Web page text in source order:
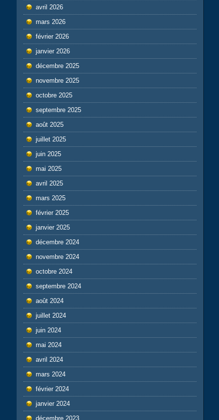
avril 2026
mars 2026
février 2026
janvier 2026
décembre 2025
novembre 2025
octobre 2025
septembre 2025
août 2025
juillet 2025
juin 2025
mai 2025
avril 2025
mars 2025
février 2025
janvier 2025
décembre 2024
novembre 2024
octobre 2024
septembre 2024
août 2024
juillet 2024
juin 2024
mai 2024
avril 2024
mars 2024
février 2024
janvier 2024
décembre 2023